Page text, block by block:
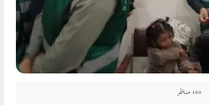
160 مناظر